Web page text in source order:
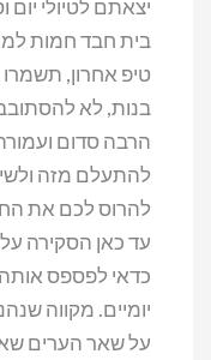
יצאתם לטיולי יום
בית חבד חמות
טיפ אחרון,
בנות, לא להסתובב
הרבה סדום
להתעלם מזה
להרוס לכם את
עד כאן הסקירה
כדאי לפספס
יומיים. מקווה
על שאר הערים